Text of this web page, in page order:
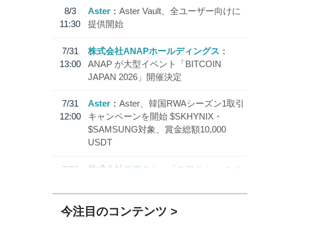
8/3
11:30
Aster
Aster Vault、全ユーザー向けに
提供開始
7/31
13:00
株式会社ANAPホールディングス
ANAP が大型イベント「BITCOIN
JAPAN 2026」開催決定
7/31
12:00
Aster
Aster、韓国RWAシーズン1取引
キャンペーンを開始 $SKHYNIX・
$SAMSUNG対象、賞金総額10,000
USDT
7/30
株式会社モアクト
「モアクト」 のポ
「 JPYC」を追加
今注目のコンテンツ